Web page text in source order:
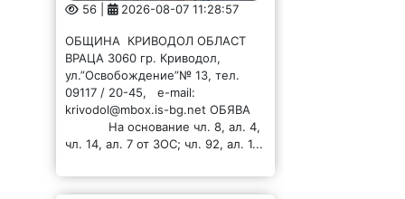
56 | 2026-08-07 11:28:57
ОБЩИНА КРИВОДОЛ ОБЛАСТ
ВРАЦА 3060 гр. Криводол,
ул.”Освобождение”№ 13, тел.
09117 / 20-45, e-mail:
krivodol@mbox.is-bg.net ОБЯВА
На основание чл. 8, ал. 4,
чл. 14, ал. 7 от ЗОС; чл. 92, ал. 1...